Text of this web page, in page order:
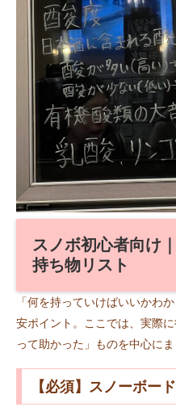
スノボ初心者向け
持ち物リスト
「何を持っていけばいいかわ
安ポイント。ここでは、実際
って助かった」ものを中心にま
【必須】スノーボー